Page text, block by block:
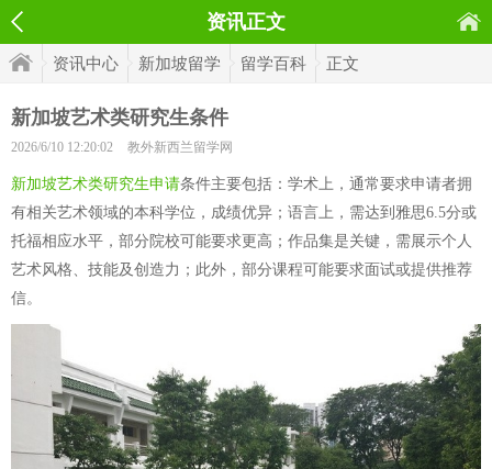
资讯正文
资讯中心 新加坡留学 留学百科 正文
新加坡艺术类研究生条件
2026/6/10 12:20:02 教外新西兰留学网
新加坡艺术类研究生申请条件主要包括：学术上，通常要求申请者拥
有相关艺术领域的本科学位，成绩优异；语言上，需达到雅思6.5分或
托福相应水平，部分院校可能要求更高；作品集是关键，需展示个人
艺术风格、技能及创造力；此外，部分课程可能要求面试或提供推荐
信。